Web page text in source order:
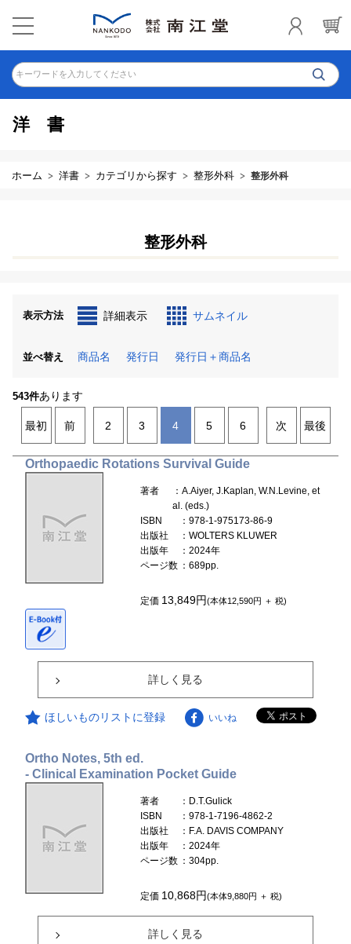
キーワードを入力してください
洋書
ホーム 洋書 カテゴリから探す 整形外科 整形外科
整形外科
表示方法 詳細表示 サムネイル
並べ替え 商品名 発行日 発行日＋商品名
543件あります
最初 前 2 3 4 5 6 次 最後
Orthopaedic Rotations Survival Guide
著者
：A.Aiyer, J.Kaplan, W.N.Levine, et
al. (eds.)
ISBN
：978-1-975173-86-9
出版社
：WOLTERS KLUWER
出版年
：2024年
ページ数 ：689pp.
定価 13,849円(本体12,590円 ＋ 税)
詳しく見る
ほしいものリストに登録 いいね
Ortho Notes, 5th ed.
- Clinical Examination Pocket Guide
著者
：D.T.Gulick
ISBN
：978-1-7196-4862-2
出版社
：F.A. DAVIS COMPANY
出版年
：2024年
ページ数 ：304pp.
定価 10,868円(本体9,880円 ＋ 税)
詳しく見る